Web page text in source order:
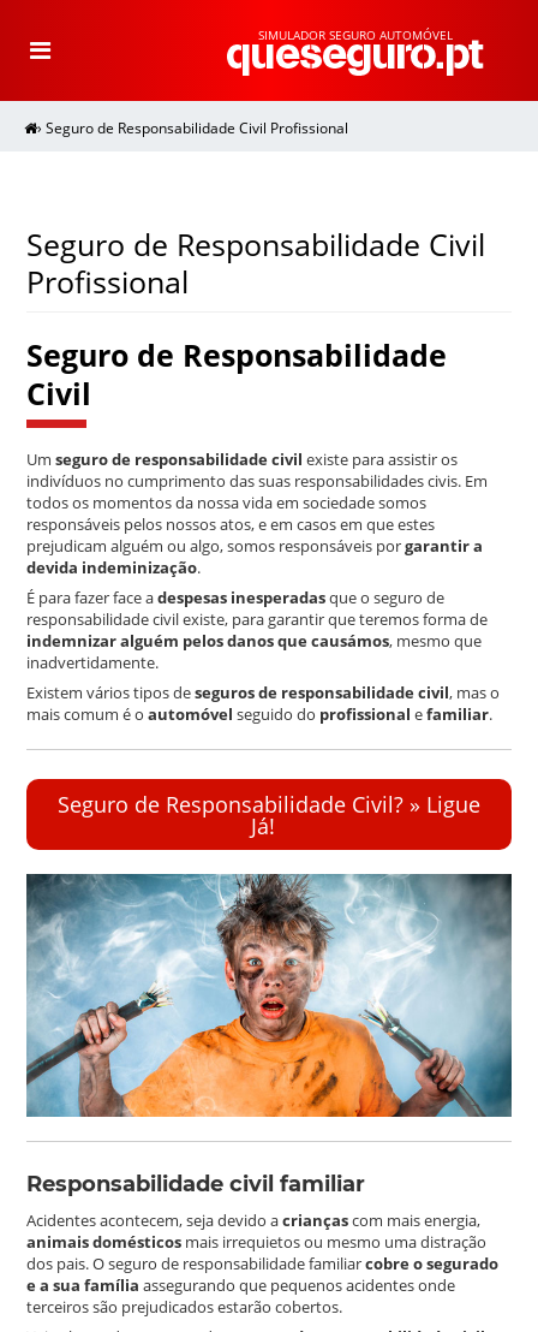
SIMULADOR SEGURO AUTOMÓVEL
T
o
l
n
i
o
n
› Seguro de Responsabilidade Civil Profissional
Seguro de Responsabilidade Civil
Profissional
Seguro de Responsabilidade
Civil
Umseguro de responsabilidade civil existe para assistir os
indivíduos no cumprimento das suas responsabilidades civis. Em
todos os momentos da nossa vida em sociedade somos
responsáveis pelos nossos atos, e em casos em que estes
prejudicam alguém ou algo, somos responsáveis porgarantir a
devida indeminização.
É para fazer face adespesas inesperadasque o seguro de
responsabilidade civil existe, para garantir que teremos forma de
indemnizar alguém pelos danos que causámos, mesmo que
inadvertidamente.
Existem vários tipos deseguros de responsabilidade civil, mas o
mais comum é oautomóvel seguido do profissional efamiliar.
Seguro de Responsabilidade Civil? » Ligue
Já!
Responsabilidade civil familiar
Acidentes acontecem, seja devido acriançascom mais energia,
animais domésticos mais irrequietos ou mesmo uma distração
dos pais. O seguro de responsabilidade familiarcobre o segurado
e a sua família assegurando que pequenos acidentes onde
terceiros são prejudicados estarão cobertos.